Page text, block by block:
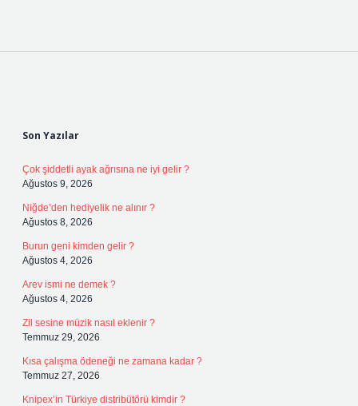
Son Yazılar
Çok şiddetli ayak ağrısına ne iyi gelir ?
Ağustos 9, 2026
Niğde’den hediyelik ne alınır ?
Ağustos 8, 2026
Burun geni kimden gelir ?
Ağustos 4, 2026
Arev ismi ne demek ?
Ağustos 4, 2026
Zil sesine müzik nasıl eklenir ?
Temmuz 29, 2026
Kısa çalışma ödeneği ne zamana kadar ?
Temmuz 27, 2026
Knipex’in Türkiye distribütörü kimdir ?